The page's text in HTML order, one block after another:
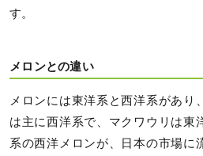
す。
メロンとの違い
メロンには東洋系と西洋系があり
は主に西洋系で、マクワウリは東
系の西洋メロンが、日本の市場に